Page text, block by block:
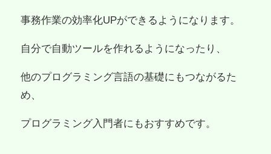
事務作業の効率化UPができるようになります。
自分で自動ツールを作れるようになったり、
他のプログラミング言語の基礎にもつながるた
め、
プログラミング入門者にもおすすめです。